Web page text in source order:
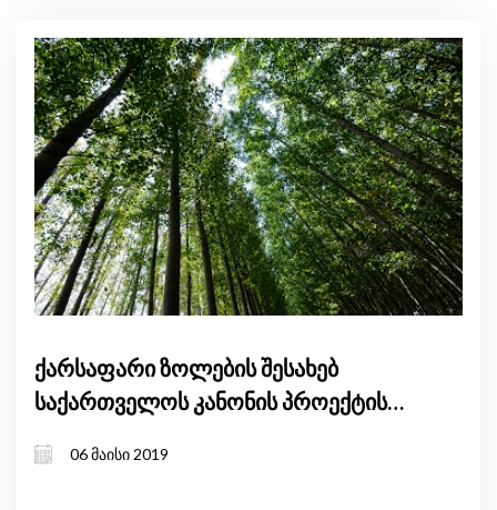
ქარსაფარი ზოლების შესახებ
საქართველოს კანონის პროექტის
06 მაისი 2019